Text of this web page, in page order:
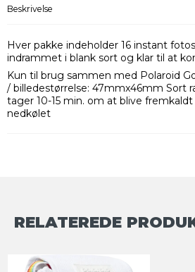
Beskrivelse
Hver pakke indeholder 16 instant
indrammet i blank sort og klar til at
Kun til brug sammen med Polaroid
/ billedestørrelse: 47mmx46mm Sort
tager 10-15 min. om at blive
nedkølet
RELATEREDE